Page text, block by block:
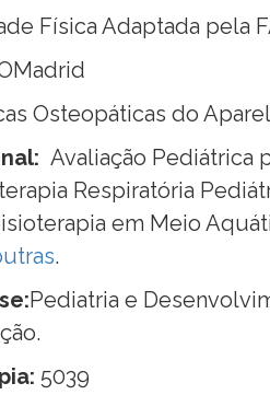
Física Adaptada pela
Osteopáticas do
Avaliação Pediátrica
Respiratória
em Meio
.
Pediatria e
5039